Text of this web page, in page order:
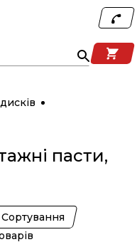
пасти,
Сортування